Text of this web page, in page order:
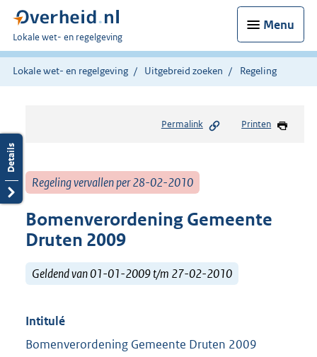
Menu
U
bent
hier:
Lokale wet- en regelgeving
Lokale wet- en regelgeving Uitgebreid zoeken Regeling
Permalink Printen
Regeling vervallen per 28-02-2010
Bomenverordening Gemeente
Druten 2009
Geldend van 01-01-2009 t/m 27-02-2010
Intitulé
Bomenverordening Gemeente Druten 2009